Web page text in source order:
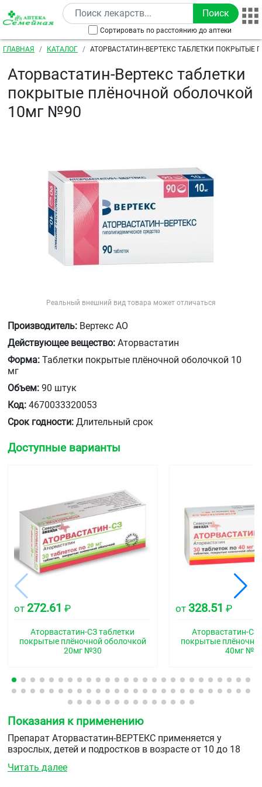
Перейти к основному содержанию
Сортировать по расстоянию до аптеки
Строка навигации
ГЛАВНАЯ КАТАЛОГ
АТОРВАСТАТИН-ВЕРТЕКС ТАБЛЕТКИ ПОКРЫТЫЕ
Аторвастатин-Вертекс таблетки
покрытые плёночной оболочкой
10мг №90
Реальный внешний вид товара может отличаться
Производитель: Вертекс АО
Действующее вещество: Аторвастатин
Форма: Таблетки покрытые плёночной оболочкой 10
мг
Объем: 90 штук
Код: 4670033320053
Срок годности: Длительный срок
Доступные варианты
от 272.61 ₽
Аторвастатин-СЗ таблетки
покрытые плёночной оболочкой
20мг №30
от 328.51 ₽
Аторвастатин-СЗ
покрытые
40мг
Показания к применению
Препарат Аторвастатин-ВЕРТЕКС применяется у
взрослых, детей и подростков в возрасте от 10 до 18
Читать далее